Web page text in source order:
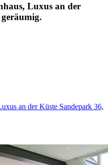
Luxus an der
an der Küste Sandepark 36,